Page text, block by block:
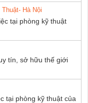
Hà Nội
tại phòng kỹ thuật
tín, sở hữu thế giới
tại phòng kỹ thuật của